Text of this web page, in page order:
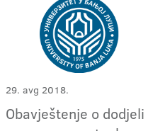
29. avg 2018.
Obavještenje o dodjeli